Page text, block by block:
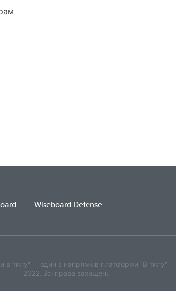
Wiseboard Defense
в тилу" — один з напрямків платформи "В тилу"
2022. Всі права захищені.